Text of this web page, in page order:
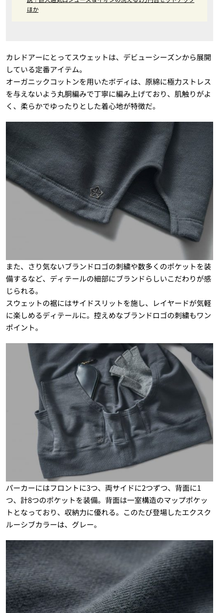
ほか
カレドアーにとってスウェットは、デビューシーズンから展開
している定番アイテム。
オーガニックコットンを用いたボディは、原綿に極力ストレス
を与えないよう丸胴編みで丁寧に編み上げており、肌触りがよ
く、柔らかでゆったりとした着心地が特徴だ。
また、さり気ないブランドロゴの刺繍や数多くのポケットを装
備するなど、ディテールの細部にブランドらしいこだわりが感
じられる。
スウェットの裾にはサイドスリットを施し、レイヤードが気軽
に楽しめるディテールに。控えめなブランドロゴの刺繍もワン
ポイント。
パーカーにはフロントに3つ、両サイドに2つずつ、背面に1
つ、計8つのポケットを装備。背面は一室構造のマップポケッ
トとなっており、収納力に優れる。このたび登場したエクスク
ルーシブカラーは、グレー。